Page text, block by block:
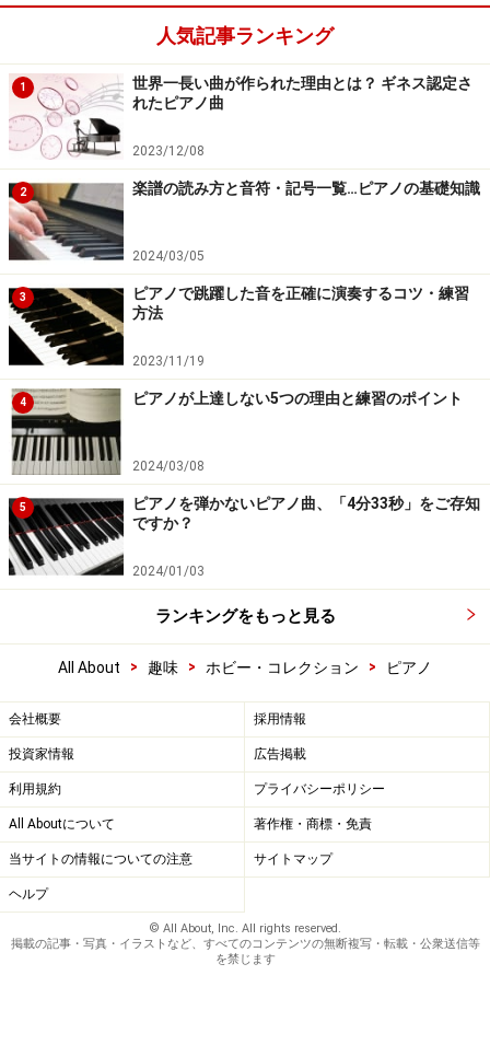
人気記事ランキング
1
世界一長い曲が作られた理由とは？ ギネス認定さ
れたピアノ曲
2023/12/08
2 楽譜の読み方と音符・記号一覧…ピアノの基礎知識
2024/03/05
3
ピアノで跳躍した音を正確に演奏するコツ・練習
方法
2023/11/19
4 ピアノが上達しない5つの理由と練習のポイント
2024/03/08
5
ピアノを弾かないピアノ曲、「4分33秒」をご存知
ですか？
2024/01/03
ランキングをもっと見る
All About > 趣味 > ホビー・コレクション > ピアノ
会社概要 採用情報
投資家情報 広告掲載
利用規約 プライバシーポリシー
All Aboutについて 著作権・商標・免責
当サイトの情報についての注意 サイトマップ
ヘルプ
© All About, Inc. All rights reserved.
掲載の記事・写真・イラストなど、すべてのコンテンツの無断複写・転載・公衆送信等
を禁じます